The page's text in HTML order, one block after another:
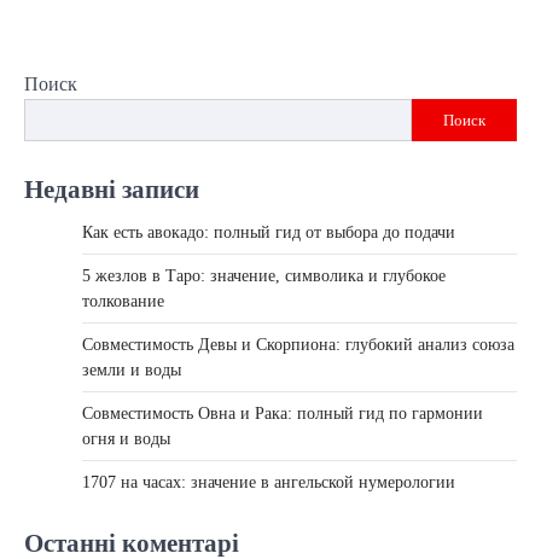
Поиск
Поиск
Недавні записи
Как есть авокадо: полный гид от выбора до подачи
5 жезлов в Таро: значение, символика и глубокое
толкование
Совместимость Девы и Скорпиона: глубокий анализ союза
земли и воды
Совместимость Овна и Рака: полный гид по гармонии
огня и воды
1707 на часах: значение в ангельской нумерологии
Останні коментарі